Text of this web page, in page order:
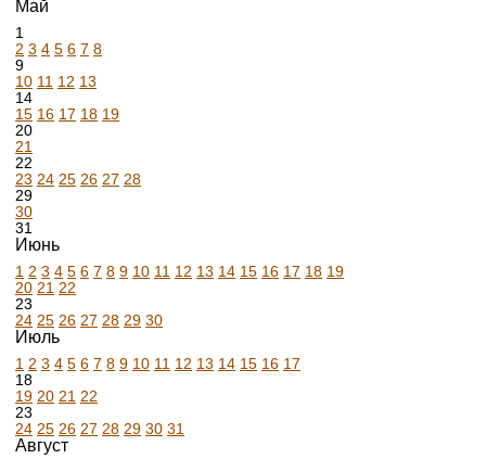
Май
1
2 3 4 5 6 7 8
9
10 11 12 13
14
15 16 17 18 19
20
21
22
23 24 25 26 27 28
29
30
31
Июнь
1 2 3 4 5 6 7 8 9 10 11 12 13 14 15 16 17 18 19
20 21 22
23
24 25 26 27 28 29 30
Июль
1 2 3 4 5 6 7 8 9 10 11 12 13 14 15 16 17
18
19 20 21 22
23
24 25 26 27 28 29 30 31
Август